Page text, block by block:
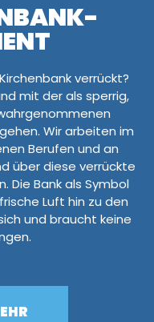
verrückt?
mit der als sperrig,
Wir arbeiten im
Berufen und an
über diese verrückte
Die Bank als Symbol
Luft hin zu den
und braucht keine